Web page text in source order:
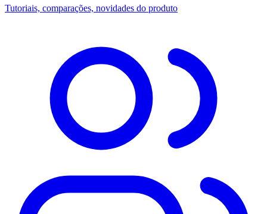
Tutoriais, comparações, novidades do produto